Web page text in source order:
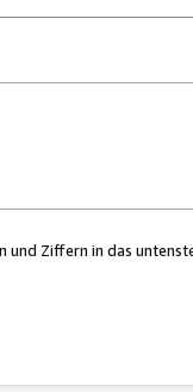
Ziffern in das